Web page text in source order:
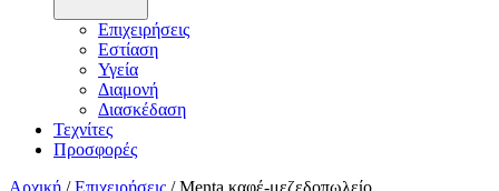
Επιχειρήσεις
Εστίαση
Υγεία
Διαμονή
Διασκέδαση
Τεχνίτες
Προσφορές
Αρχική / Επιχειρήσεις / Menta καφέ-μεζεδοπωλείο